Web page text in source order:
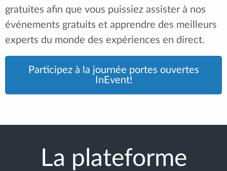
gratuites afin que vous puissiez assister à nos
événements gratuits et apprendre des meilleurs
experts du monde des expériences en direct.
Participez à la journée portes ouvertes
InEvent!
La plateforme